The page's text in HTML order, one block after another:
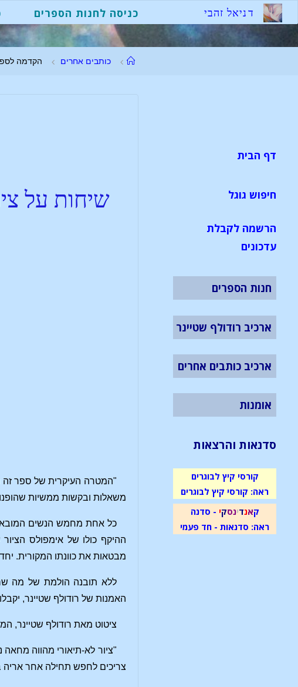
דניאל זהבי כניסה לחנות הספרים
כותבים אחרים הקדמה
שיחות על
"המטרה העיקרית של ספר זה
משאלות ובקשות ממשיות
כל אחת מחמש הנשים
ההיקף כולו של אימפולס
מבטאות את כוונתו המקורית.
ללא תובנה הולמת של מה
האמנות של רודולף שטיינר,
ציטוט מאת רודולף שטיינר,
"ציור לא‑תיאורי מהווה
צריכים לחפש תחילה אחר
דף הבית
חיפוש גוגל
הרשמה לקבלת
עדכונים
חנות הספרים
ארכיב רודולף שטיינר
ארכיב כותבים אחרים
אומנות
סדנאות והרצאות
קורסי קיץ לבוגרים
ראה: קורסי קיץ לבוגרים
קאנדינסקי - סדנה
ראה: סדנאות - חד פעמי